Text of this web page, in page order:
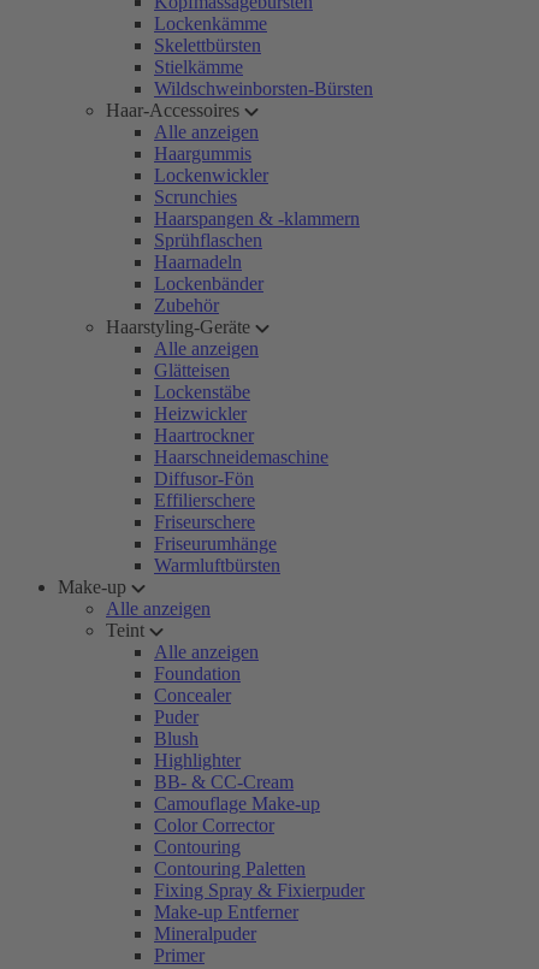
Lockenkämme
Skelettbürsten
Stielkämme
Wildschweinborsten-Bürsten
Haar-Accessoires
Alle anzeigen
Haargummis
Lockenwickler
Scrunchies
Haarspangen & -klammern
Sprühflaschen
Haarnadeln
Lockenbänder
Zubehör
Haarstyling-Geräte
Alle anzeigen
Glätteisen
Lockenstäbe
Heizwickler
Haartrockner
Haarschneidemaschine
Diffusor-Fön
Effilierschere
Friseurschere
Friseurumhänge
Warmluftbürsten
Make-up
Alle anzeigen
Teint
Alle anzeigen
Foundation
Concealer
Puder
Blush
Highlighter
BB- & CC-Cream
Camouflage Make-up
Color Corrector
Contouring
Contouring Paletten
Fixing Spray & Fixierpuder
Make-up Entferner
Mineralpuder
Primer